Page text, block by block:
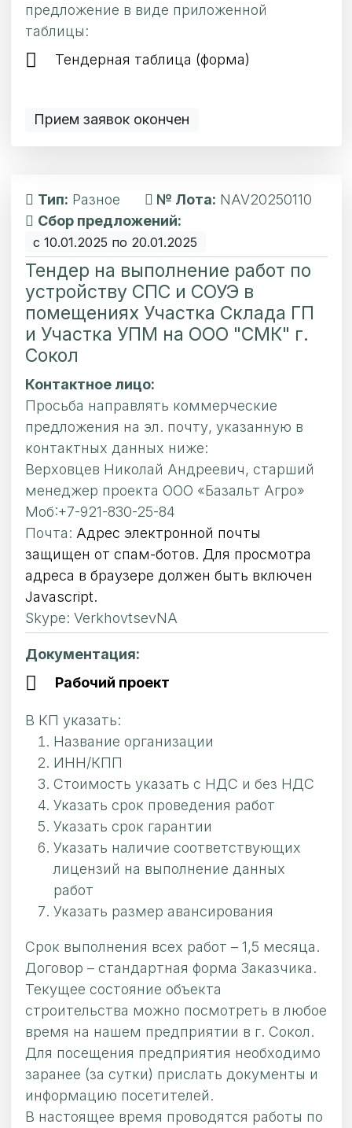
предложение в виде приложенной
таблицы:
Тендерная таблица (форма)
Прием заявок окончен
Тип: Разное № Лота: NAV20250110
Сбор предложений:
с 10.01.2025 по 20.01.2025
Тендер на выполнение работ по
устройству СПС и СОУЭ в
помещениях Участка Склада ГП
и Участка УПМ на ООО "СМК" г.
Сокол
Контактное лицо:
Просьба направлять коммерческие
предложения на эл. почту, указанную в
контактных данных ниже:
Верховцев Николай Андреевич, старший
менеджер проекта ООО «Базальт Агро»
Моб:+7-921-830-25-84
Почта: Адрес электронной почты
защищен от спам-ботов. Для просмотра
адреса в браузере должен быть включен
Javascript.
Skype: VerkhovtsevNA
Документация:
Рабочий проект
В КП указать:
Название организации
ИНН/КПП
Стоимость указать с НДС и без НДС
Указать срок проведения работ
Указать срок гарантии
Указать наличие соответствующих
лицензий на выполнение данных
работ
Указать размер авансирования
Срок выполнения всех работ – 1,5 месяца.
Договор – стандартная форма Заказчика.
Текущее состояние объекта
строительства можно посмотреть в любое
время на нашем предприятии в г. Сокол.
Для посещения предприятия необходимо
заранее (за сутки) прислать документы и
информацию посетителей.
В настоящее время проводятся работы по